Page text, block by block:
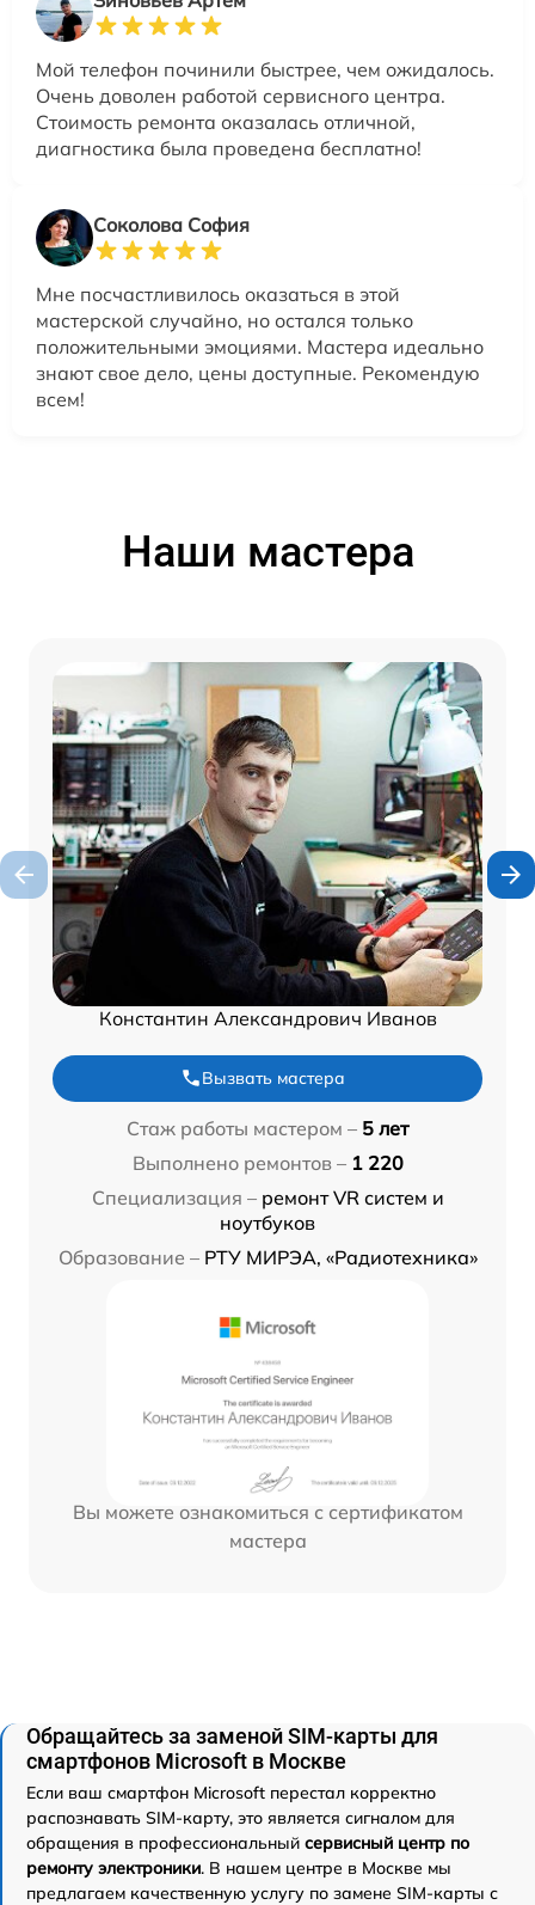
Мой телефон починили быстрее, чем ожидалось.
Очень доволен работой сервисного центра.
Стоимость ремонта оказалась отличной,
диагностика была проведена бесплатно!
Соколова София
Мне посчастливилось оказаться в этой
мастерской случайно, но остался только
положительными эмоциями. Мастера идеально
знают свое дело, цены доступные. Рекомендую
всем!
Наши мастера
Константин Александрович Иванов
Вызвать мастера
Стаж работы мастером – 5 лет
Выполнено ремонтов – 1 220
Специализация – ремонт VR систем и
ноутбуков
Образование – РТУ МИРЭА, «Радиотехника»
Вы можете ознакомиться с сертификатом
мастера
Обращайтесь за заменой SIM-карты для
смартфонов Microsoft в Москве
Если ваш смартфон Microsoft перестал корректно
распознавать SIM-карту, это является сигналом для
обращения в профессиональный сервисный центр по
ремонту электроники. В нашем центре в Москве мы
предлагаем качественную услугу по замене SIM-карты с